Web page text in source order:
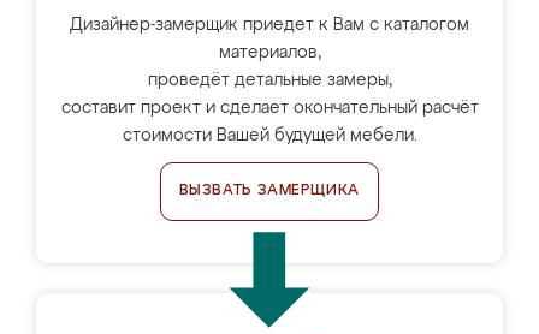
Дизайнер-замерщик приедет к Вам с каталогом
материалов,
проведёт детальные замеры,
составит проект и сделает окончательный расчёт
стоимости Вашей будущей мебели.
ВЫЗВАТЬ ЗАМЕРЩИКА